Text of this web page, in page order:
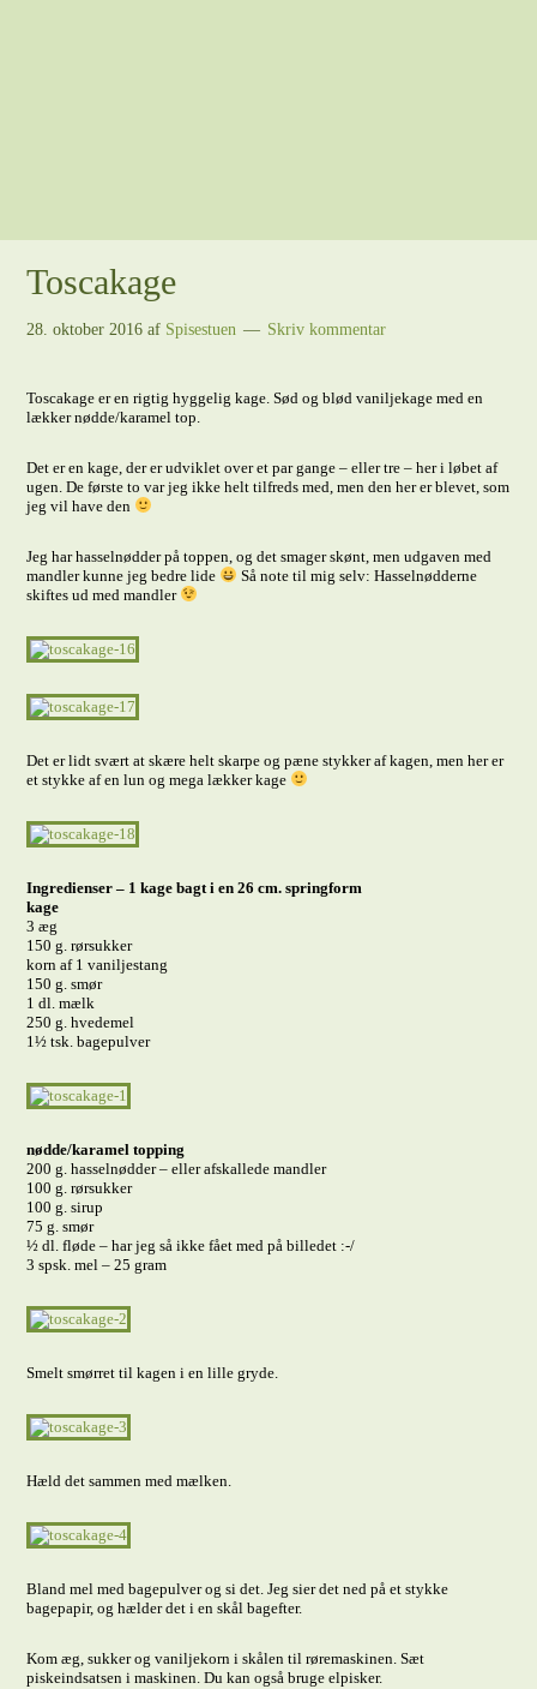
Toscakage
28. oktober 2016 af Spisestuen Skriv kommentar
Toscakage er en rigtig hyggelig kage. Sød og blød vaniljekage med en
lækker nødde/karamel top.
Det er en kage, der er udviklet over et par gange – eller tre – her i løbet af
ugen. De første to var jeg ikke helt tilfreds med, men den her er blevet, som
jeg vil have den
Jeg har hasselnødder på toppen, og det smager skønt, men udgaven med
mandler kunne jeg bedre lide
Så note til mig selv: Hasselnødderne
skiftes ud med mandler
Det er lidt svært at skære helt skarpe og pæne stykker af kagen, men her er
et stykke af en lun og mega lækker kage
Ingredienser – 1 kage bagt i en 26 cm. springform
kage
3 æg
150 g. rørsukker
korn af 1 vaniljestang
150 g. smør
1 dl. mælk
250 g. hvedemel
1½ tsk. bagepulver
nødde/karamel topping
200 g. hasselnødder – eller afskallede mandler
100 g. rørsukker
100 g. sirup
75 g. smør
½ dl. fløde – har jeg så ikke fået med på billedet :-/
3 spsk. mel – 25 gram
Smelt smørret til kagen i en lille gryde.
Hæld det sammen med mælken.
Bland mel med bagepulver og si det. Jeg sier det ned på et stykke
bagepapir, og hælder det i en skål bagefter.
Kom æg, sukker og vaniljekorn i skålen til røremaskinen. Sæt
piskeindsatsen i maskinen. Du kan også bruge elpisker.